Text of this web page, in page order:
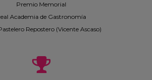
Premio Memorial
Academia de Gastronomía
Repostero (Vicente Ascaso)